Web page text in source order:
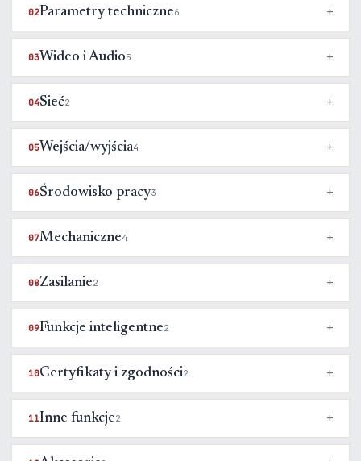
02Parametry techniczne6
03Wideo i Audio5
04Sieć2
05Wejścia/wyjścia4
06Środowisko pracy3
07Mechaniczne4
08Zasilanie2
09Funkcje inteligentne2
10Certyfikaty i zgodności2
11Inne funkcje2